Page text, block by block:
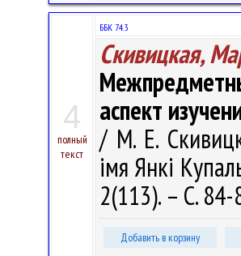
4
полный
текст
ББК 74.3
Скивицкая,
аспект
/ М. Е.
імя Янкі
2(113). – С. 84-
Добавить в корзину